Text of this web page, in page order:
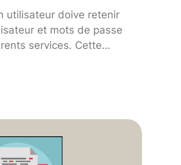
utilisateur doive retenir
et mots de passe
services. Cette
devient une